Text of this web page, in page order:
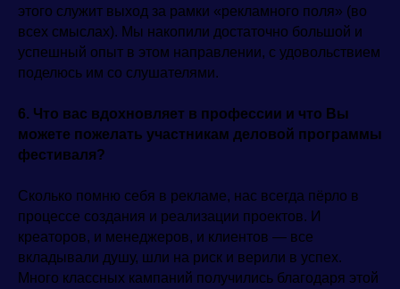
этого служит выход за рамки «рекламного поля» (во
всех смыслах). Мы накопили достаточно большой и
успешный опыт в этом направлении, с удовольствием
поделюсь им со слушателями.
6. Что вас вдохновляет в профессии и что Вы
можете пожелать участникам деловой программы
фестиваля?
Сколько помню себя в рекламе, нас всегда пёрло в
процессе создания и реализации проектов. И
креаторов, и менеджеров, и клиентов — все
вкладывали душу, шли на риск и верили в успех.
Много классных кампаний получились благодаря этой